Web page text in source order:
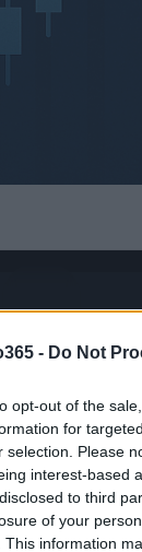
- Do Not
opt-out of the
for
selection. Please
interest-based
to third
of your
This information
econômico.